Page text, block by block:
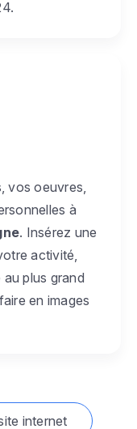
vos oeuvres,
à
. Insérez une
activité,
plus grand
en images
internet